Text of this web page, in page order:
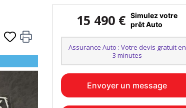
15 490 € Simulez votre
prêt Auto
Assurance Auto : Votre devis gratuit en
3 minutes
Envoyer un message